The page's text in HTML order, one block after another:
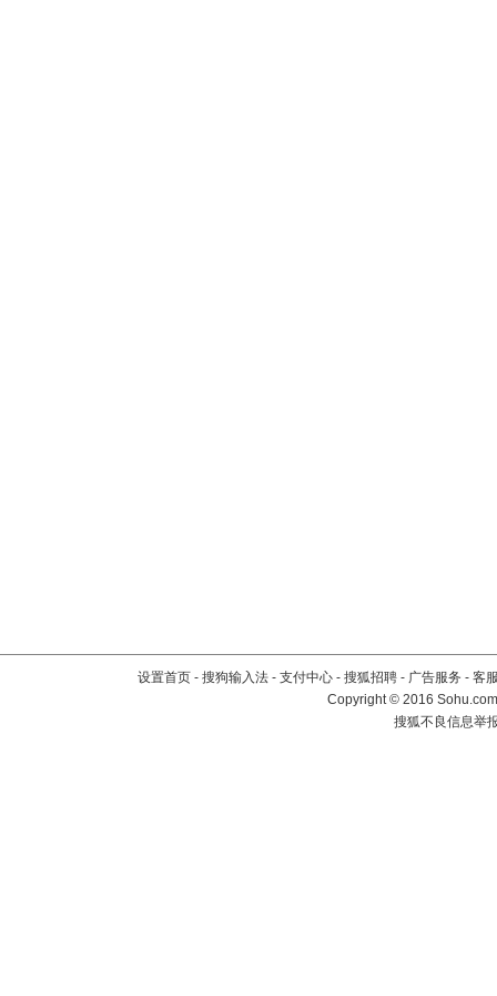
设置首页 - 搜狗输入法 - 支付中心 - 搜狐招聘 - 广告服务 - 客
Copyright©2016
搜狐不良信息举